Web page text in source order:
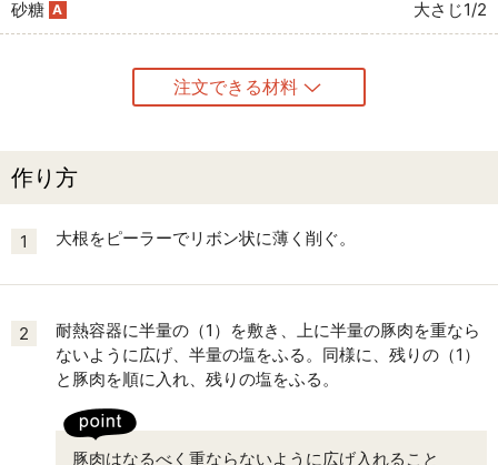
砂糖 A 大さじ1/2
注文できる材料
作り方
1 大根をピーラーでリボン状に薄く削ぐ。
2
耐熱容器に半量の（1）を敷き、上に半量の豚肉を重なら
ないように広げ、半量の塩をふる。同様に、残りの（1）
と豚肉を順に入れ、残りの塩をふる。
豚肉はなるべく重ならないように広げ入れること